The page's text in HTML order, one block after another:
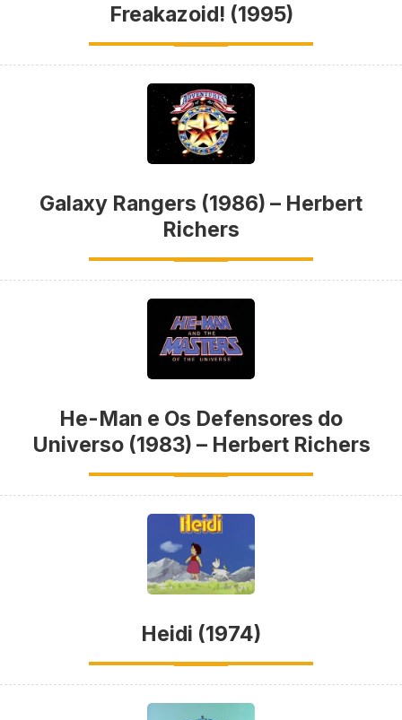
Freakazoid! (1995)
Galaxy Rangers (1986) – Herbert
Richers
He-Man e Os Defensores do
Universo (1983) – Herbert Richers
Heidi (1974)